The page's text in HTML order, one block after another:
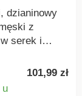
dzianinowy
z
serek i
na guziki.
rękawy i
z przodu.
101,99 zł
u